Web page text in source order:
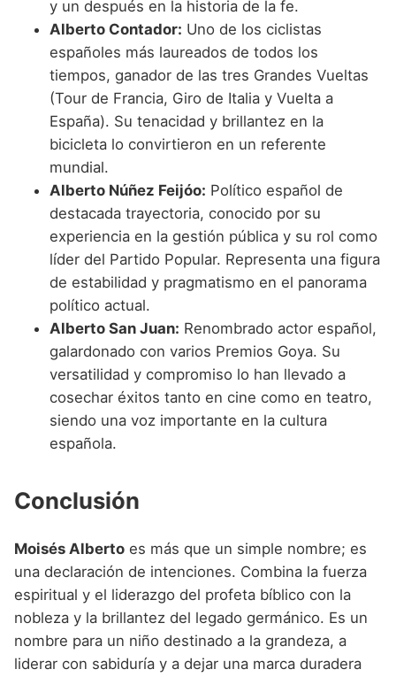
y un después en la historia de la fe.
Alberto Contador: Uno de los ciclistas
españoles más laureados de todos los
tiempos, ganador de las tres Grandes Vueltas
(Tour de Francia, Giro de Italia y Vuelta a
España). Su tenacidad y brillantez en la
bicicleta lo convirtieron en un referente
mundial.
Alberto Núñez Feijóo: Político español de
destacada trayectoria, conocido por su
experiencia en la gestión pública y su rol como
líder del Partido Popular. Representa una figura
de estabilidad y pragmatismo en el panorama
político actual.
Alberto San Juan: Renombrado actor español,
galardonado con varios Premios Goya. Su
versatilidad y compromiso lo han llevado a
cosechar éxitos tanto en cine como en teatro,
siendo una voz importante en la cultura
española.
Conclusión
Moisés Alberto es más que un simple nombre; es
una declaración de intenciones. Combina la fuerza
espiritual y el liderazgo del profeta bíblico con la
nobleza y la brillantez del legado germánico. Es un
nombre para un niño destinado a la grandeza, a
liderar con sabiduría y a dejar una marca duradera